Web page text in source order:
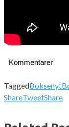
Kommentarer
TaggedBoksenyt
ShareTweetShare